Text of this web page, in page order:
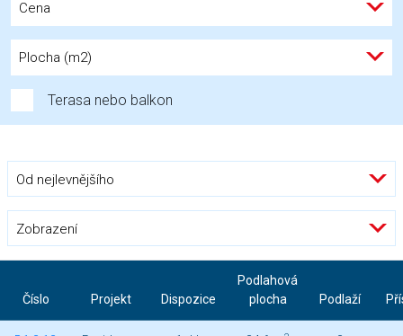
Cena
Plocha (m2)
Terasa nebo balkon
Od nejlevnějšího
Zobrazení
Číslo Projekt Dispozice
Podlahová
plocha
Podlaží